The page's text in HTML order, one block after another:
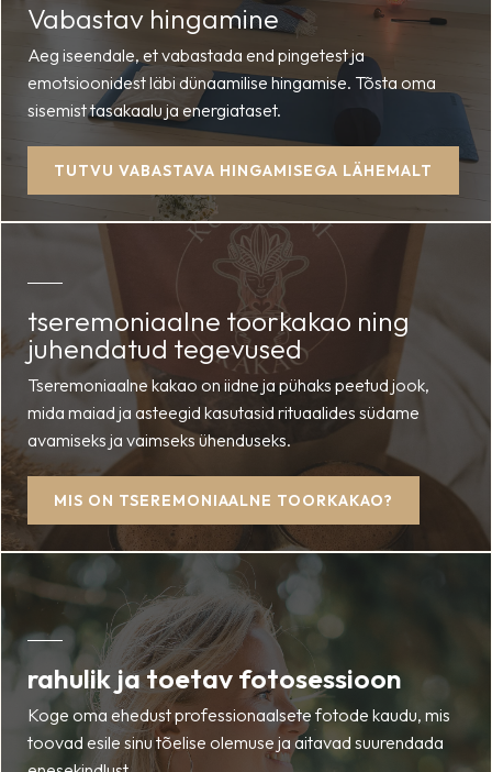
Vabastav hingamine
Aeg iseendale, et vabastada end pingetest ja
emotsioonidest läbi dünaamilise hingamise. Tõsta oma
sisemist tasakaalu ja energiataset.
TUTVU VABASTAVA HINGAMISEGA LÄHEMALT
tseremoniaalne toorkakao ning
juhendatud tegevused
Tseremoniaalne kakao on iidne ja pühaks peetud jook,
mida maiad ja asteegid kasutasid rituaalides südame
avamiseks ja vaimseks ühenduseks.
MIS ON TSEREMONIAALNE TOORKAKAO?
rahulik ja toetav fotosessioon
Koge oma ehedust professionaalsete fotode kaudu, mis
toovad esile sinu tõelise olemuse ja aitavad suurendada